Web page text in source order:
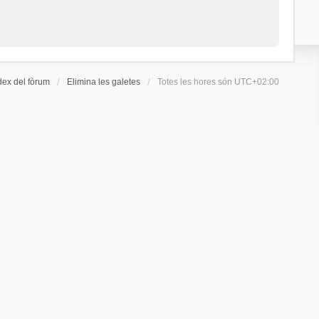
del fòrum Elimina les galetes Totes les hores són UTC+02:00